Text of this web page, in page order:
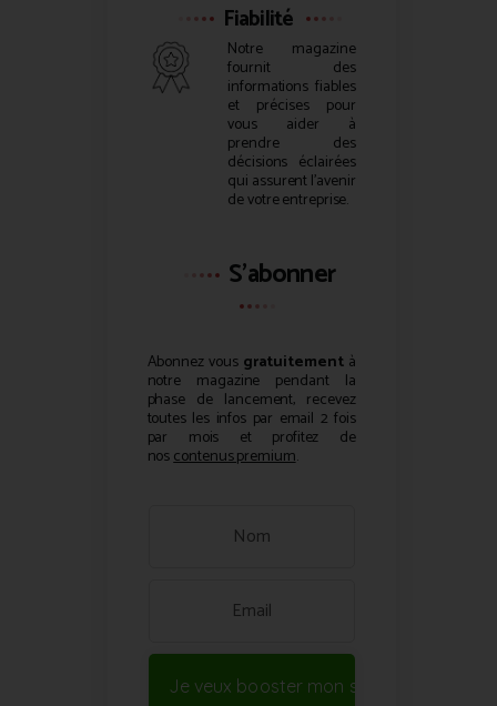
Fiabilité
Notre magazine
fournit des
informations fiables
et précises pour
vous aider à
prendre des
décisions éclairées
qui assurent l’avenir
de votre entreprise.
S'abonner
Abonnez vous gratuitementà
notre magazine pendant la
phase de lancement, recevez
toutes les infos par email 2 fois
par mois et profitez de
noscontenus premium.
Je veux booster mon site !